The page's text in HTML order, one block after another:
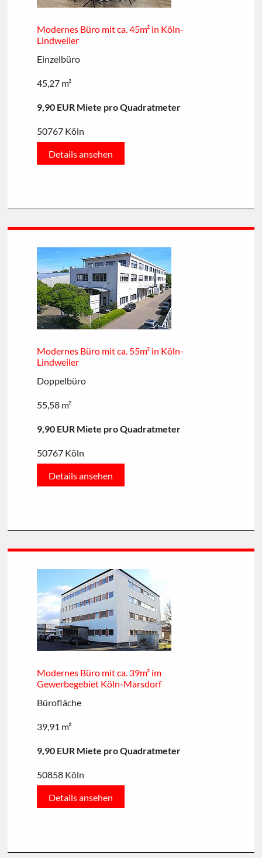
Modernes Büro mit ca. 45m² in Köln-
Lindweiler
Einzelbüro
45,27 m²
9,90 EUR Miete pro Quadratmeter
50767 Köln
Details ansehen
Modernes Büro mit ca. 55m² in Köln-
Lindweiler
Doppelbüro
55,58 m²
9,90 EUR Miete pro Quadratmeter
50767 Köln
Details ansehen
Modernes Büro mit ca. 39m² im
Gewerbegebiet Köln-Marsdorf
Bürofläche
39,91 m²
9,90 EUR Miete pro Quadratmeter
50858 Köln
Details ansehen